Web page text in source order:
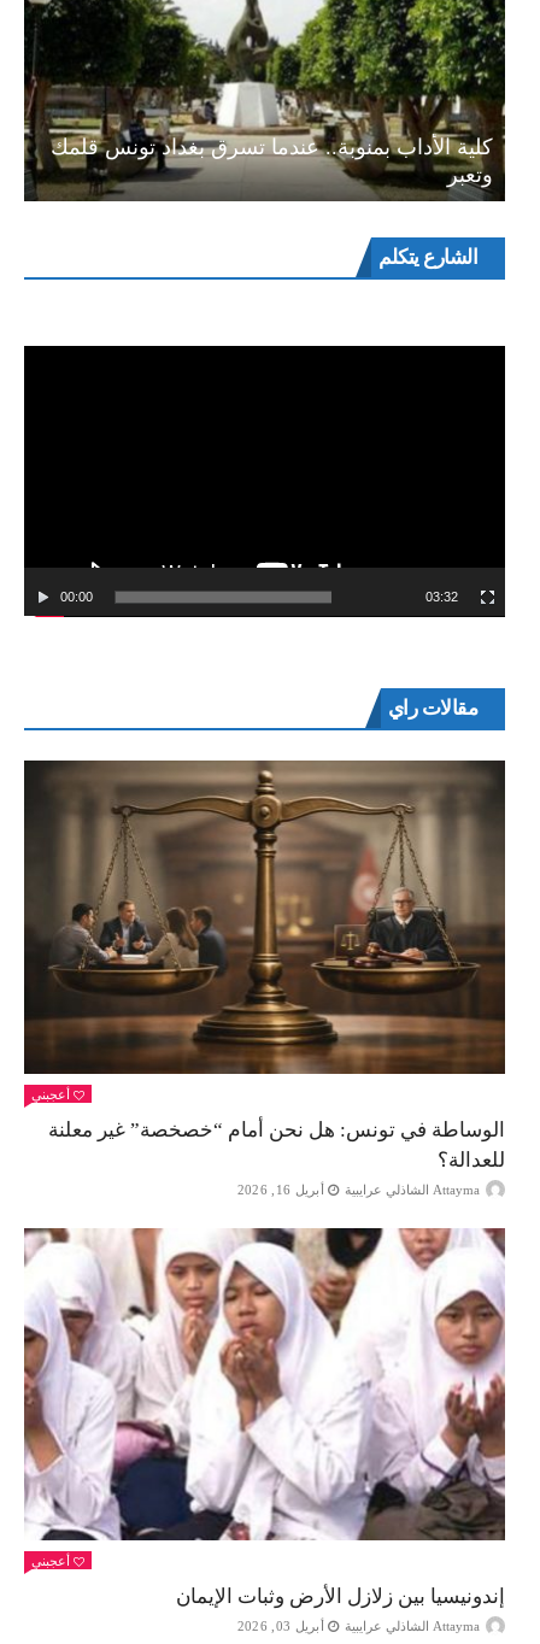
كلية الأداب بمنوبة.. عندما تسرق بغداد تونس قلمك
وتعبر
الشارع يتكلممشغل
00:00 03:32
مقالات راي
أعجبني
الوساطة في تونس: هل نحن أمام “خصخصة” غير معلنة
للعدالة؟
Attayma الشاذلي عرايبية أبريل 16, 2026
أعجبني
إندونيسيا بين زلازل الأرض وثبات الإيمان
Attayma الشاذلي عرايبية أبريل 03, 2026